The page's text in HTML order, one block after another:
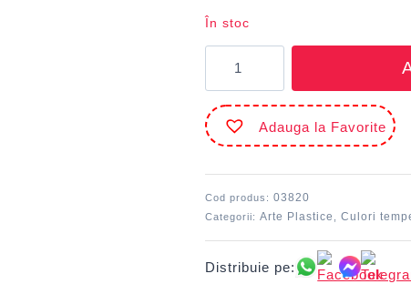
În stoc
Tempera
1000
ml
Galben
MILAN
Adauga la Favorite
Cod produs:03820
Categorii:Arte Plastice ,Culori
Distribuie pe: